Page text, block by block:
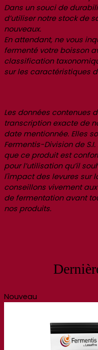
Dans un souci de
d’utiliser notre stock de
nouveaux.
En attendant, ne vous
fermenté votre boisson
classification
sur les caractéristiques
Les données contenues
transcription exacte de
date mentionnée. Elles
Fermentis-Division de
que ce produit est
pour l’utilisation qu’il
l'impact des levures sur
conseillons vivement
de fermentation avant
nos produits.
Nouveau